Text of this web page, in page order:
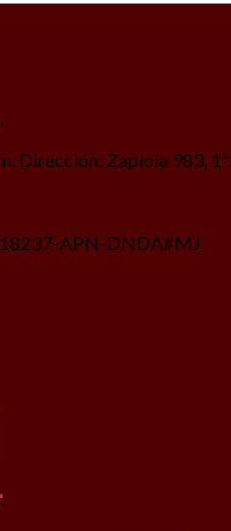
Dirección: Zapiola 983,
APN-DNDA#MJ